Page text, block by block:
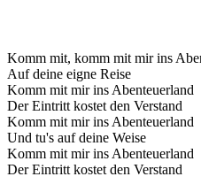
Komm mit, komm mit mir ins
Auf deine eigne Reise
Komm mit mir ins Abenteuerland
Der Eintritt kostet den Verstand
Komm mit mir ins Abenteuerland
Und tu's auf deine Weise
Komm mit mir ins Abenteuerland
Der Eintritt kostet den Verstand